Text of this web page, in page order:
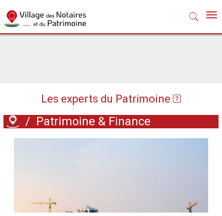
Les experts du Patrimoine
/ Patrimoine & Finance